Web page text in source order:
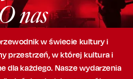
nas
w świecie kultury i
przestrzeń,w której kultura i
dla każdego. Nasze wydarzenia